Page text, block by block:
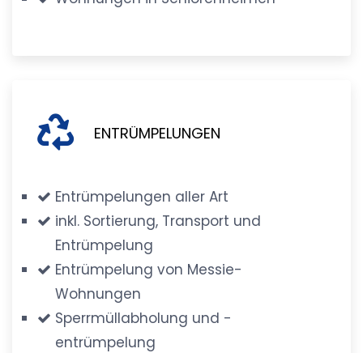
ENTRÜMPELUNGEN
Entrümpelungen aller Art
inkl. Sortierung, Transport und
Entrümpelung
Entrümpelung von Messie-
Wohnungen
Sperrmüllabholung und -
entrümpelung